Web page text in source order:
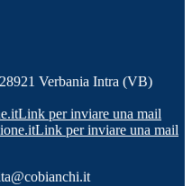
Verbania Intra (VB)
Link per inviare una mail
Link per inviare una mail